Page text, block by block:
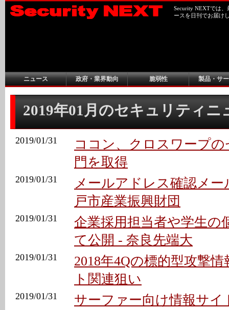
Security NEXTでは
ースを日刊でお届け
ニュース 政府・業界動向 脆弱性 製品・サ
2019年01月のセキュリティニ
2019/01/31
ココン、クロスワープ
門を取得
2019/01/31
メールアドレス確認メー
戸市産業振興財団
2019/01/31
企業採用担当者や学生の
て公開 - 奈良先端大
2019/01/31
2018年4Qの標的型攻撃
ト関連狙い
2019/01/31
サーファー向け情報サ